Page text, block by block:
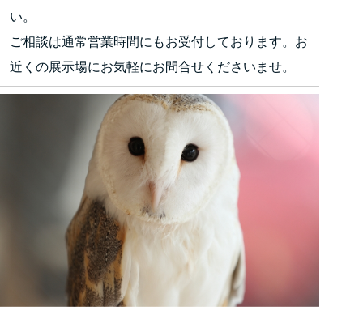
い。
ご相談は通常営業時間にもお受付しております。お
近くの展示場にお気軽にお問合せくださいませ。